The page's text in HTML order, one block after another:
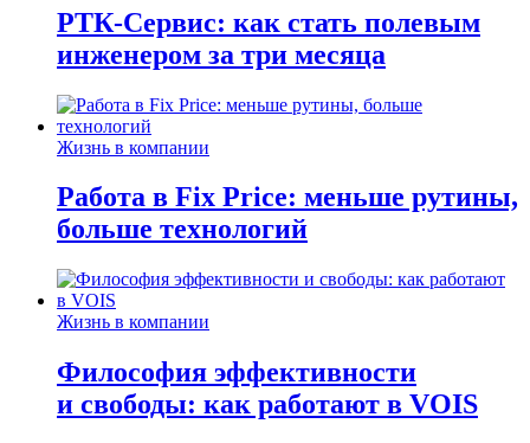
РТК-Сервис: как стать полевым
инженером за три месяца
Жизнь в компании
Работа в Fix Price: меньше рутины,
больше технологий
Жизнь в компании
Философия эффективности
и свободы: как работают в VOIS